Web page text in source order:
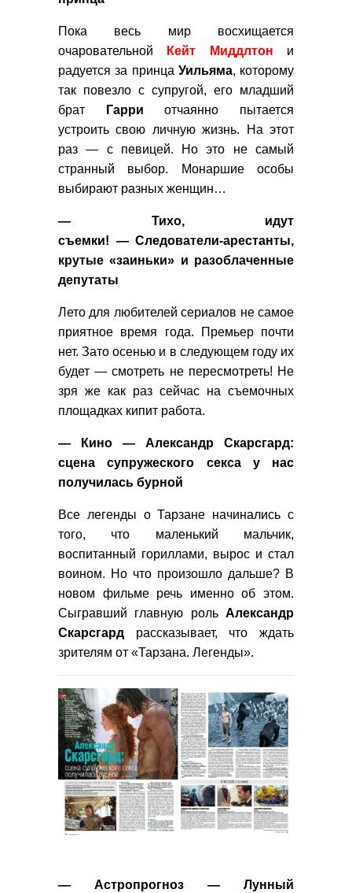
Пока весь мир восхищается
очаровательной
Кейт Миддлтон и
радуется за принца Уильяма, которому
так повезло с супругой, его младший
брат
Гарри отчаянно пытается
устроить свою личную жизнь. На этот
раз — с певицей. Но это не самый
странный выбор. Монаршие особы
выбирают разных женщин…
— Тихо, идут
съемки! — Следователи-арестанты,
крутые «заиньки» и разоблаченные
депутаты
Лето для любителей сериалов не самое
приятное время года. Премьер почти
нет. Зато осенью и в следующем году их
будет — смотреть не пересмотреть! Не
зря же как раз сейчас на съемочных
площадках кипит работа.
— Кино — Александр Скарсгард:
сцена супружеского секса у нас
получилась бурной
Все легенды о Тарзане начинались с
того, что маленький мальчик,
воспитанный гориллами, вырос и стал
воином. Но что произошло дальше? В
новом фильме речь именно об этом.
Сыгравший главную роль Александр
Скарсгард рассказывает, что ждать
зрителям от «Тарзана. Легенды».
— Астропрогноз — Лунный